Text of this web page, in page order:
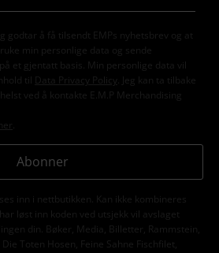
godtar å få tilsendt EMPs nyhetsbrev og at
min personlige data og sende
et gjentatt basis. Min personlige data vil
til
Data Privacy Policy
. Jeg kan ta tilbake
ved å kontakte E.M.P Merchandising
Abonner
inn i nettbutikken. Kan ikke kombineres
løst inn koden ved utsjekk vil avslaget
din. Bøker, Media, Billetter, Rammstein,
Toten Hosen, Feine Sahne Fischfilet,